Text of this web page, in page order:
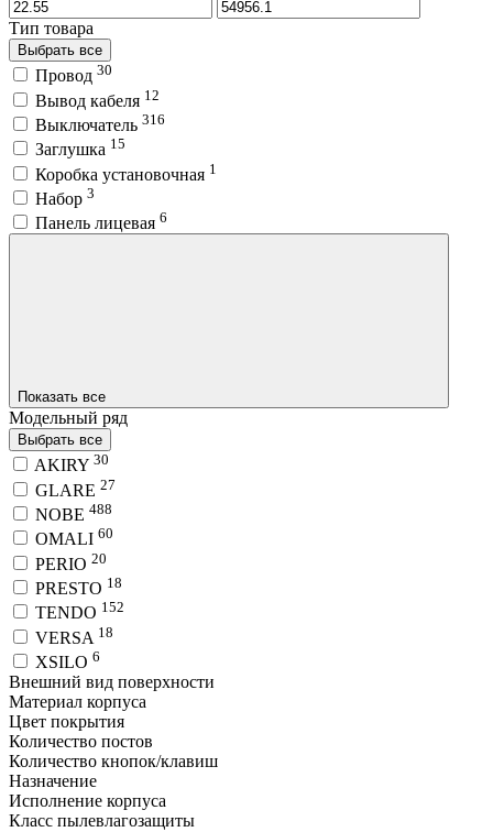
Тип товара
Выбрать все
Провод 30
Вывод кабеля 12
Выключатель 316
Заглушка 15
Коробка установочная 1
Набор 3
Панель лицевая 6
Показать все
Модельный ряд
Выбрать все
AKIRY 30
GLARE 27
NOBE 488
OMALI 60
PERIO 20
PRESTO 18
TENDO 152
VERSA 18
XSILO 6
Внешний вид поверхности
Материал корпуса
Цвет покрытия
Количество постов
Количество кнопок/клавиш
Назначение
Исполнение корпуса
Класс пылевлагозащиты